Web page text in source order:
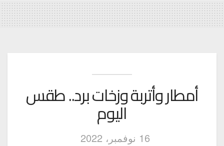
أمطار وأتربة وزخات برد.. طقس
اليوم
16 نوفمبر، 2022